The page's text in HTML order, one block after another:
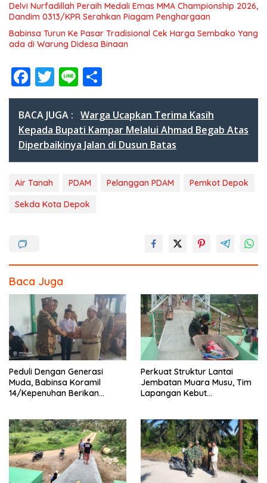
Delvi Nurfadillah Peraih Medali Emas MMA Championship 2026,
Dandim 0313/KPR Serahkan Piagam Penghargaan
Babinsa Turun Ke Pasar Tradisional Cek Harga Sembako Yang
ada di Warung Didesa Binaan
F
ac
e
b
o
k
T
w
itt
er
Li
n
e
h
ar
e
BACA JUGA : Warga Ucapkan Terima Kasih
Kepada Bupati Kampar Melalui Ahmad Begab Atas
Diperbaikinya Jalan di Dusun Batas
Air Tanah PDAM Pelanggan PDAM
Pemkot Depok
Sekda Kota Depok
Baca Juga
Peduli Dengan Generasi
Muda, Babinsa Koramil
14/Kepenuhan Berikan
Perkuat Struktur Lantai
Jembatan Muara Musu, Tim
Lapangan Kebut